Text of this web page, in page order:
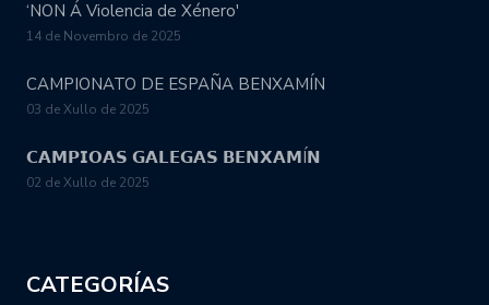
‘NON Á Violencia de Xénero'
14 de Novembro de 2025
CAMPIONATO DE ESPAÑA BENXAMÍN
03 de Xullo de 2025
𝗖𝗔𝗠𝗣𝗜𝗢𝗔𝗦 𝗚𝗔𝗟𝗘𝗚𝗔𝗦 𝗕𝗘𝗡𝗫𝗔𝗠Í𝗡
02 de Xullo de 2025
CATEGORÍAS